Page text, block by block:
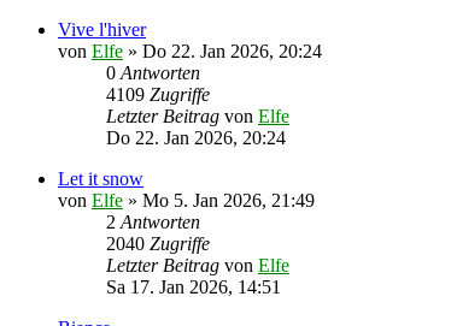
Vive l'hiver
von Elfe » Do 22. Jan 2026, 20:24
0 Antworten
4109 Zugriffe
Letzter Beitrag von Elfe
Do 22. Jan 2026, 20:24
Let it snow
von Elfe » Mo 5. Jan 2026, 21:49
2 Antworten
2040 Zugriffe
Letzter Beitrag von Elfe
Sa 17. Jan 2026, 14:51